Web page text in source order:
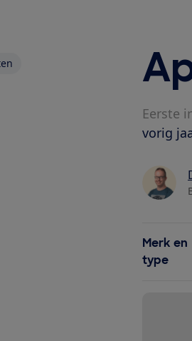
Eerste
vorig
Merk en
type